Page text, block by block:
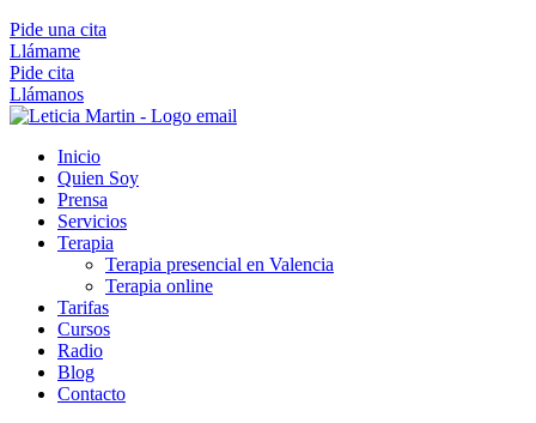
Pide una cita
Llámame
Pide cita
Llámanos
Inicio
Quien Soy
Prensa
Servicios
Terapia
Terapia presencial en Valencia
Terapia online
Tarifas
Cursos
Radio
Blog
Contacto